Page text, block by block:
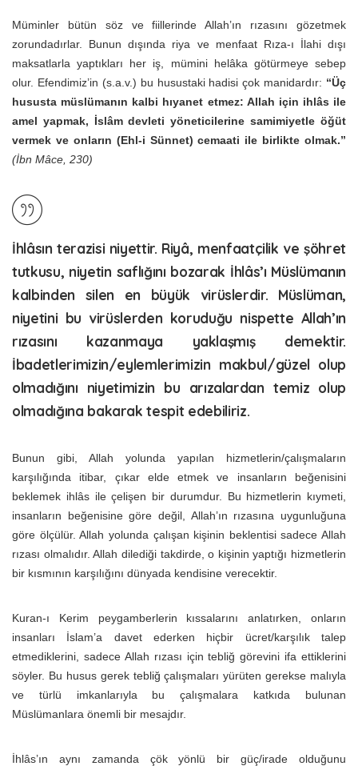
Müminler bütün söz ve fiillerinde Allah’ın rızasını gözetmek
zorundadırlar. Bunun dışında riya ve menfaat Rıza-ı İlahi dışı
maksatlarla yaptıkları her iş, mümini helâka götürmeye sebep
olur. Efendimiz’in (s.a.v.) bu husustaki hadisi çok manidardır: “Üç
hususta müslümanın kalbi hıyanet etmez: Allah için ihlâs ile
amel yapmak, İslâm devleti yöneticilerine samimiyetle öğüt
vermek ve onların (Ehl-i Sünnet) cemaati ile birlikte olmak.”
(İbn Mâce, 230)
İhlâsın terazisi niyettir. Riyâ, menfaatçilik ve şöhret
tutkusu, niyetin saflığını bozarak İhlâs’ı Müslümanın
kalbinden silen en büyük virüslerdir. Müslüman,
niyetini bu virüslerden koruduğu nispette Allah’ın
rızasını kazanmaya yaklaşmış demektir.
İbadetlerimizin/eylemlerimizin makbul/güzel olup
olmadığını niyetimizin bu arızalardan temiz olup
olmadığına bakarak tespit edebiliriz.
Bunun gibi, Allah yolunda yapılan hizmetlerin/çalışmaların
karşılığında itibar, çıkar elde etmek ve insanların beğenisini
beklemek ihlâs ile çelişen bir durumdur. Bu hizmetlerin kıymeti,
insanların beğenisine göre değil, Allah’ın rızasına uygunluğuna
göre ölçülür. Allah yolunda çalışan kişinin beklentisi sadece Allah
rızası olmalıdır. Allah dilediği takdirde, o kişinin yaptığı hizmetlerin
bir kısmının karşılığını dünyada kendisine verecektir.
Kuran-ı Kerim peygamberlerin kıssalarını anlatırken, onların
insanları İslam’a davet ederken hiçbir ücret/karşılık talep
etmediklerini, sadece Allah rızası için tebliğ görevini ifa ettiklerini
söyler. Bu husus gerek tebliğ çalışmaları yürüten gerekse malıyla
ve türlü imkanlarıyla bu çalışmalara katkıda bulunan
Müslümanlara önemli bir mesajdır.
İhlâs’ın aynı zamanda çök yönlü bir güç/irade olduğunu